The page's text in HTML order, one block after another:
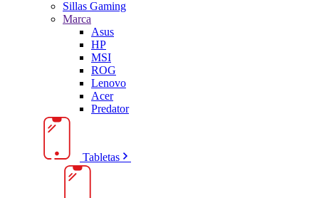
Sillas Gaming
Marca
Asus
HP
MSI
ROG
Lenovo
Acer
Predator
Tabletas